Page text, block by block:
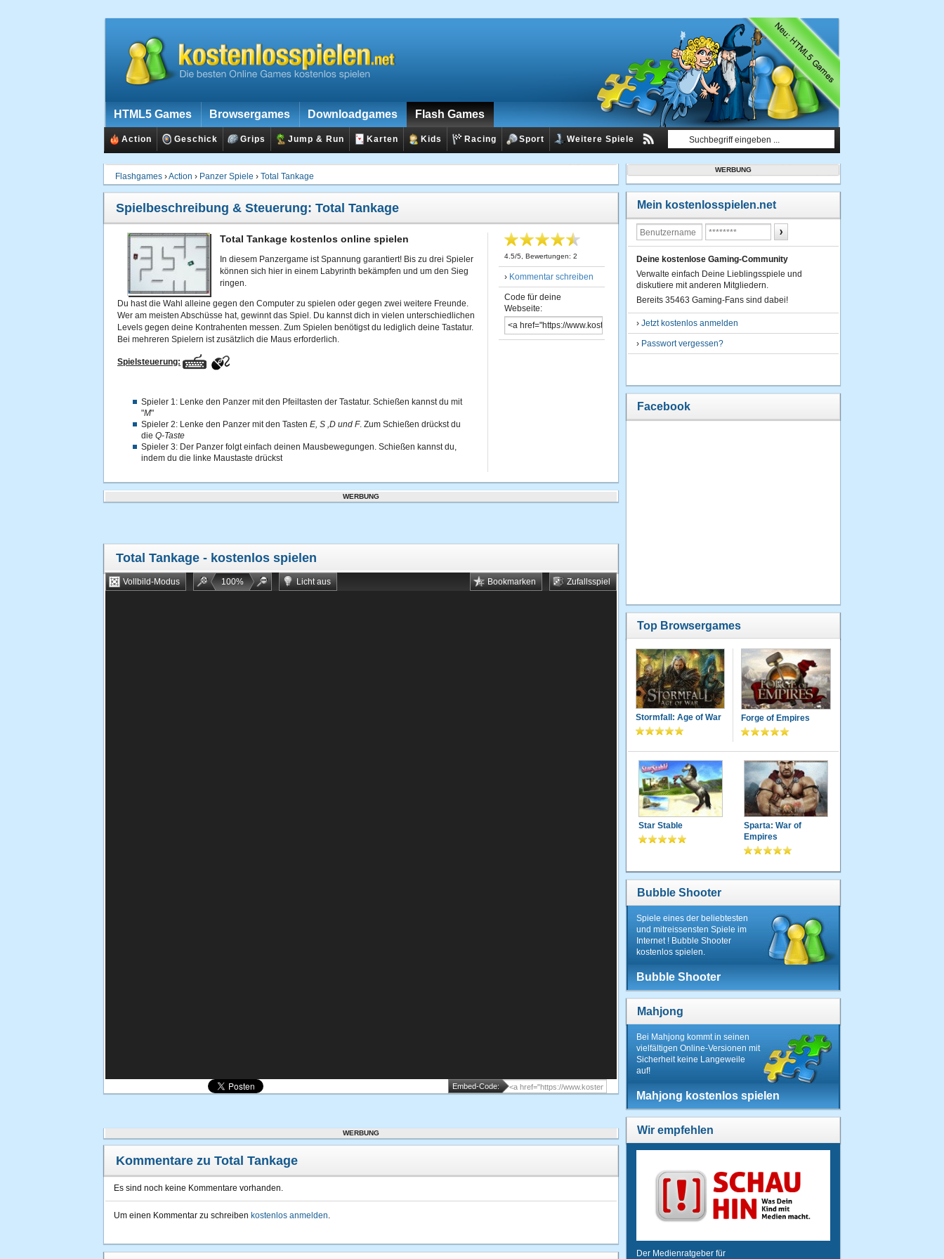
HTML5 Games Browsergames Downloadgames Flash Games
Action Geschick Grips Jump & Run Karten Kids Racing Sport Weitere Spiele
Flashgames ›Action › Panzer Spiele › Total Tankage
Spielbeschreibung & Steuerung: Total Tankage
Total Tankage kostenlos online spielen
In diesem Panzergame ist Spannung garantiert! Bis zu drei Spieler
können sich hier in einem Labyrinth bekämpfen und um den Sieg
ringen.
Du hast die Wahl alleine gegen den Computer zu spielen oder gegen zwei weitere Freunde.
Wer am meisten Abschüsse hat, gewinnt das Spiel. Du kannst dich in vielen unterschiedlichen
Levels gegen deine Kontrahenten messen. Zum Spielen benötigst du lediglich deine Tastatur.
Bei mehreren Spielern ist zusätzlich die Maus erforderlich.
Spielsteuerung:
Spieler 1: Lenke den Panzer mit den Pfeiltasten der Tastatur. Schießen kannst du mit
"M"
Spieler 2: Lenke den Panzer mit den Tasten E, S ,D und F. Zum Schießen drückst du
die Q-Taste
Spieler 3: Der Panzer folgt einfach deinen Mausbewegungen. Schießen kannst du,
indem du die linke Maustaste drückst
4.5/5 , Bewertungen: 2
› Kommentar schreiben
Code für deine
Webseite:
WERBUNG
Total Tankage - kostenlos spielen
Vollbild-Modus 100% Licht aus Zufallsspiel
Bookmarken
Embed-Code:
WERBUNG
Kommentare zu Total Tankage
Es sind noch keine Kommentare vorhanden.
Um einen Kommentar zu schreiben kostenlos anmelden.
WERBUNG
Mein kostenlosspielen.net
Deine kostenlose Gaming-Community
Verwalte einfach Deine Lieblingsspiele und
diskutiere mit anderen Mitgliedern.
Bereits 35463 Gaming-Fans sind dabei!
› Jetzt kostenlos anmelden
› Passwort vergessen?
Facebook
Top Browsergames
Stormfall: Age of War Forge of Empires
Star Stable
Sparta: War of
Empires
Bubble Shooter
Spiele eines der beliebtesten
und mitreissensten Spiele im
Internet ! Bubble Shooter
kostenlos spielen.
Bubble Shooter
Mahjong
Bei Mahjong kommt in seinen
vielfältigen Online-Versionen mit
Sicherheit keine Langeweile
auf!
Mahjong kostenlos spielen
Wir empfehlen
Der Medienratgeber für